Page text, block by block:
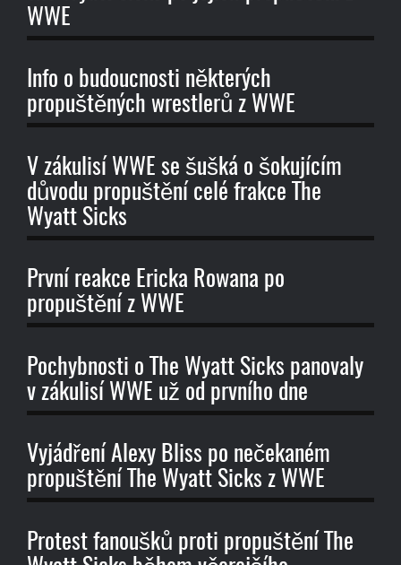
WWE
Info o budoucnosti některých
propuštěných wrestlerů z WWE
V zákulisí WWE se šušká o šokujícím
důvodu propuštění celé frakce The
Wyatt Sicks
První reakce Ericka Rowana po
propuštění z WWE
Pochybnosti o The Wyatt Sicks panovaly
v zákulisí WWE už od prvního dne
Vyjádření Alexy Bliss po nečekaném
propuštění The Wyatt Sicks z WWE
Protest fanoušků proti propuštění The